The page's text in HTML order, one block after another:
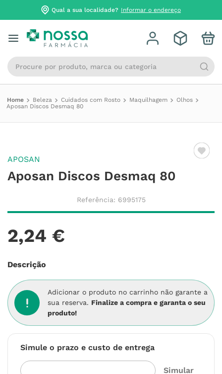
Qual a sua localidade? Informar o endereço
Procure por produto, marca ou categoria
Beleza Cuidados com Rosto Maquilhagem
Olhos
Aposan Discos Desmaq 80
APOSAN
Aposan Discos Desmaq 80
Referência: 6995175
2,24 €
Descrição
Adicionar o produto no carrinho não garante a
sua reserva. Finalize a compra e garanta o seu
produto!
Simule o prazo e custo de entrega